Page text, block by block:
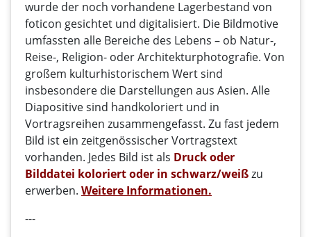
wurde der noch vorhandene Lagerbestand von
foticon gesichtet und digitalisiert. Die Bildmotive
umfassten alle Bereiche des Lebens – ob Natur-,
Reise-, Religion- oder Architekturphotografie. Von
großem kulturhistorischem Wert sind
insbesondere die Darstellungen aus Asien. Alle
Diapositive sind handkoloriert und in
Vortragsreihen zusammengefasst. Zu fast jedem
Bild ist ein zeitgenössischer Vortragstext
vorhanden. Jedes Bild ist als Druckoder
Bilddatei koloriert oder in schwarz/weißzu
erwerben. Weitere Informationen.
---